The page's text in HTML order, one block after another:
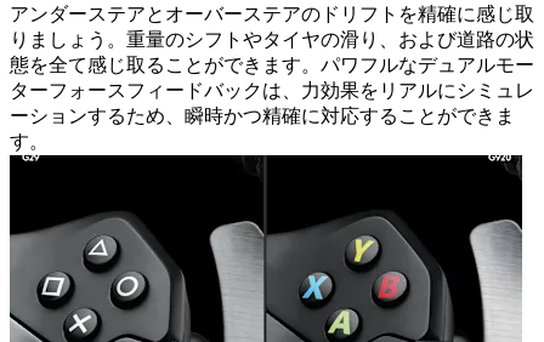
アンダーステアとオーバーステアのドリフトを精確に感じ取
りましょう。重量のシフトやタイヤの滑り、および道路の状
態を全て感じ取ることができます。パワフルなデュアルモー
ターフォースフィードバックは、力効果をリアルにシミュレ
ーションするため、瞬時かつ精確に対応することができま
す。